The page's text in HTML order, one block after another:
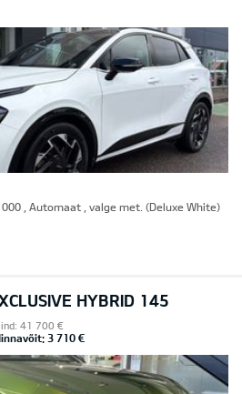
000 , Automaat , valge met. (Deluxe White)
HYBRID 145
41 700 €
3 710 €